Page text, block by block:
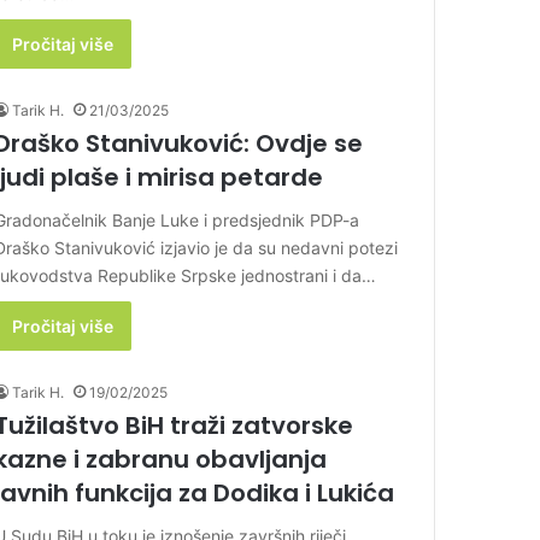
Pročitaj više
Tarik H. 21/03/2025
Stanivuković: Ovdje se
plaše i mirisa petarde
Banje Luke i predsjednik PDP-a
Stanivuković izjavio je da su nedavni potezi
Republike Srpske jednostrani i da…
Pročitaj više
Tarik H. 19/02/2025
BiH traži zatvorske
i zabranu obavljanja
funkcija za Dodika i Lukića
Sudu BiH u toku je iznošenje završnih riječi